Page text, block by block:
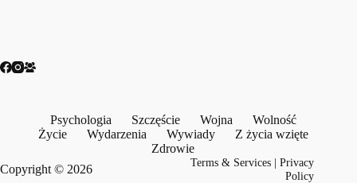
Psychologia Szczęście Wojna
Wolność
Życie
Wydarzenia Wywiady
Z życia wzięte
Zdrowie
Copyright © 2026
Terms & Services |Privacy
Policy